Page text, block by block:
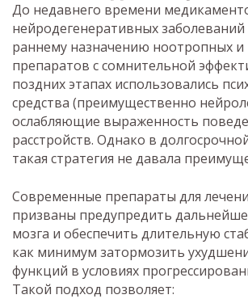
До недавнего времени
нейродегенеративных заболеваний
раннему назначению ноотропных и
препаратов с сомнительной
поздних этапах использовались
средства (преимущественно
ослабляющие выраженность
расстройств. Однако в
такая стратегия не давала
Современные препараты для
призваны предупредить
мозга и обеспечить длительную
как минимум затормозить
функций в условиях
Такой подход позволяет: